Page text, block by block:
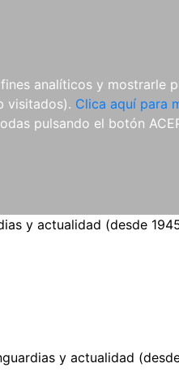
analíticos y mostrarle
visitados). Clica aquí para
pulsando el botón
REVISTAS
y actualidad (desde
y actualidad